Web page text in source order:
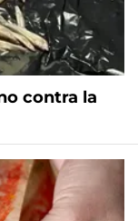
contra la